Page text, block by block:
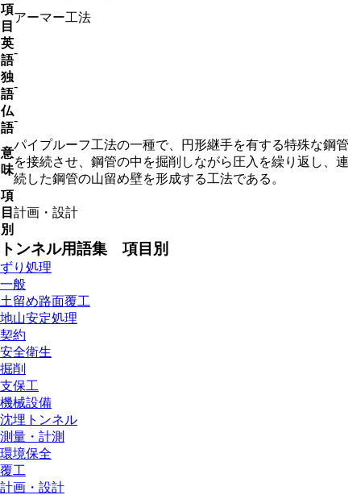
項
目
アーマー工法
英
語
-
独
語
-
仏
語
-
意
味
パイプルーフ工法の一種で、円形継手を有する特殊な鋼管
を接続させ、鋼管の中を掘削しながら圧入を繰り返し、連
続した鋼管の山留め壁を形成する工法である。
項
目
別
計画・設計
トンネル用語集 項目別
ずり処理
一般
土留め路面覆工
地山安定処理
契約
安全衛生
掘削
支保工
機械設備
沈埋トンネル
測量・計測
環境保全
覆工
計画・設計